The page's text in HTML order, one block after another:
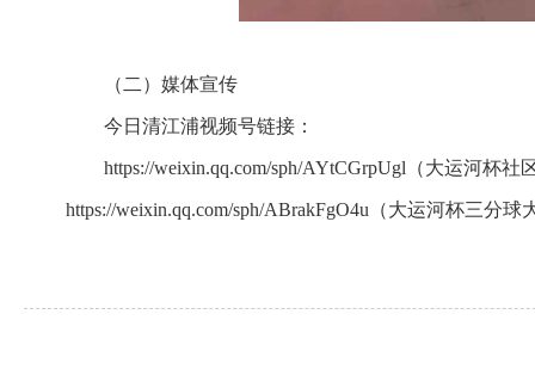
（二）媒体宣传
今日清江浦视频号链接：
https://weixin.qq.com/sph/AYtCGrpUgl（大运河杯
https://weixin.qq.com/sph/ABrakFgO4u（大运河杯三分球